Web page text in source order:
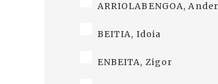
ARRIOLABENGOA,
BEITIA, Idoia
ENBEITA, Zigor